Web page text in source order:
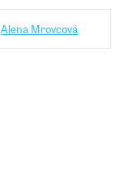
Alena Mrovcová